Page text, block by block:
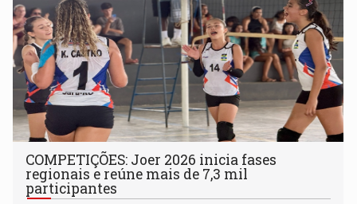
COMPETIÇÕES: Joer 2026 inicia fases
regionais e reúne mais de 7,3 mil
participantes